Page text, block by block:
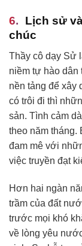
Lịch sử
chúc
Thầy cô dạy Sử
niềm tự hào dân
nền tảng để
có trôi đi thì
sản. Tình cảm
theo năm tháng.
đam mê với
việc truyền đạt
Hơn hai ngàn
trầm của đất
trước mọi khó
về lòng yêu